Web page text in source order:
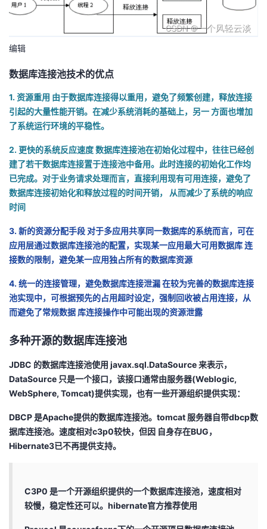
编辑
数据库连接池技术的优点
1. 资源重用 由于数据库连接得以重用，避免了频繁创建，释放连接
引起的大量性能开销。在减少系统消耗的基础上，另一 方面也增加
了系统运行环境的平稳性。
2. 更快的系统反应速度 数据库连接池在初始化过程中，往往已经创
建了若干数据库连接置于连接池中备用。此时连接的初始化工作均
已完成。对于业务请求处理而言，直接利用现有可用连接，避免了
数据库连接初始化和释放过程的时间开销， 从而减少了系统的响应
时间
3. 新的资源分配手段 对于多应用共享同一数据库的系统而言，可在
应用层通过数据库连接池的配置，实现某一应用最大可用数据库 连
接数的限制，避免某一应用独占所有的数据库资源
4. 统一的连接管理，避免数据库连接泄漏 在较为完善的数据库连接
池实现中，可根据预先的占用超时设定，强制回收被占用连接，从
而避免了常规数据 库连接操作中可能出现的资源泄露
多种开源的数据库连接池
JDBC 的数据库连接池使用 javax.sql.DataSource 来表示，
DataSource 只是一个接口，该接口通常由服务器(Weblogic,
WebSphere, Tomcat)提供实现，也有一些开源组织提供实现：
DBCP 是Apache提供的数据库连接池。tomcat 服务器自带dbcp数
据库连接池。速度相对c3p0较快，但因 自身存在BUG，
Hibernate3已不再提供支持。
C3P0 是一个开源组织提供的一个数据库连接池，速度相对
较慢，稳定性还可以。hibernate官方推荐使用